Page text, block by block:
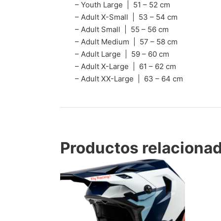
– Youth Large | 51 – 52 cm
– Adult X-Small | 53 – 54 cm
– Adult Small | 55 – 56 cm
– Adult Medium | 57 – 58 cm
– Adult Large | 59 – 60 cm
– Adult X-Large | 61 – 62 cm
– Adult XX-Large | 63 – 64 cm
Productos